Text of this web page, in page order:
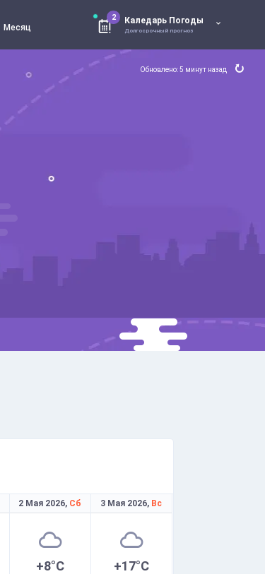
Месяц
2 Каледарь Погоды
Долгосрочный прогноз
Обновлено: 5 минут назад
2 Мая 2026, Сб
+8°C
3 Мая 2026, Вс
+17°C